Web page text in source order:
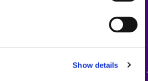
Show details
Schritt? Ein Mitglied des Dymax-